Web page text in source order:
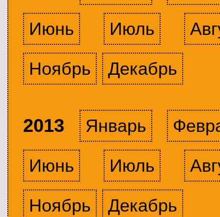
Июнь
Июль
Ноябрь
Декабрь
2013 Январь
Июнь
Июль
Ноябрь
Декабрь